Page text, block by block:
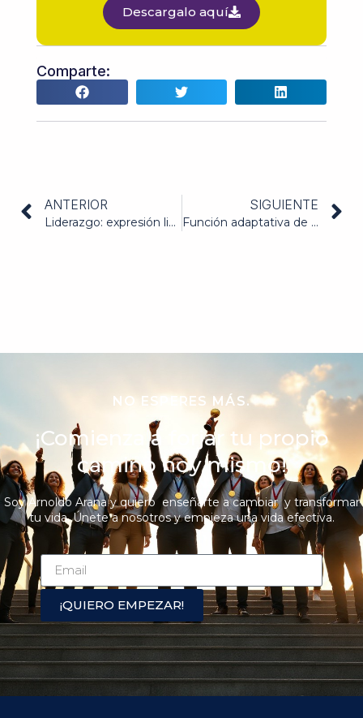
Descargalo aquí
Comparte:
ANTERIOR
Liderazgo: expresión libre y total de nuestro YO. Cómo ser Líder
SIGUIENTE
Función adaptativa de las emociones
NO ESPERES MÁS.
¡Comienza a forjar tu propio
camino hoy mismo!
Soy Arnoldo Arana y quiero enseñarte a cambiar y transformar
tu vida. Únete a nosotros y empieza una vida efectiva.
¡QUIERO EMPEZAR!